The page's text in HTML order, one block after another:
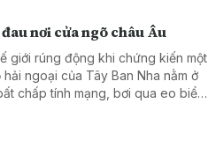
nơi cửa ngõ châu Âu
giới rúng động khi chứng kiến một
ngoại của Tây Ban Nha nằm ở
chấp tính mạng, bơi qua eo biển